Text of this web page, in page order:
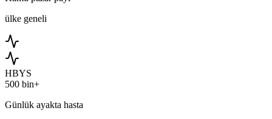
ülke geneli
HBYS
500 bin+
Günlük ayakta hasta